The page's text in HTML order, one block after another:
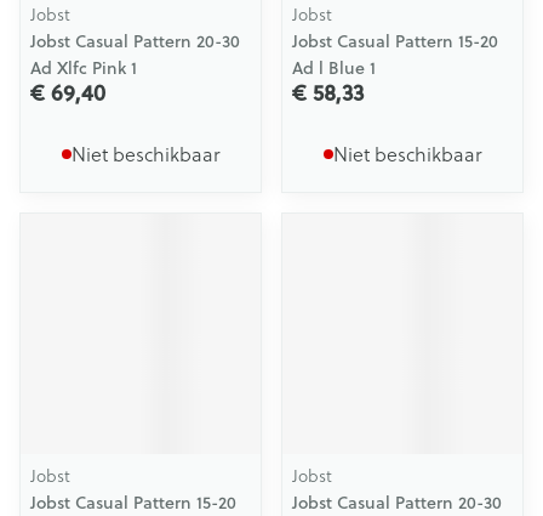
Jobst
Jobst Casual Pattern 20-30
Ad Xlfc Pink 1
€ 69,40
Niet beschikbaar
Jobst
Jobst Casual Pattern 15-20
Ad l Blue 1
€ 58,33
Niet beschikbaar
Jobst
Jobst Casual Pattern 15-20
Jobst
Jobst Casual Pattern 20-30